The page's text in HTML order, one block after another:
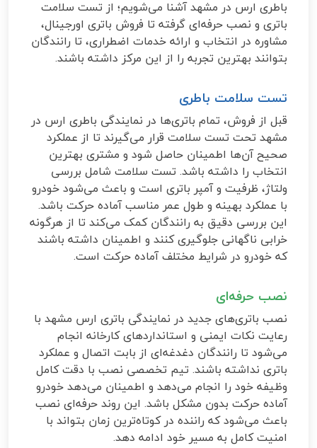
باطری ارس در مشهد آشنا می‌شویم؛ از تست سلامت
باتری و نصب حرفه‌ای گرفته تا فروش باتری اورجینال،
مشاوره در انتخاب و ارائه خدمات اضطراری، تا رانندگان
بتوانند بهترین تجربه را از این مرکز داشته باشند.
تست سلامت باطری
قبل از فروش، تمام باتری‌ها در نمایندگی باطری ارس در
مشهد تحت تست سلامت قرار می‌گیرند تا از عملکرد
صحیح آن‌ها اطمینان حاصل شود و مشتری بهترین
انتخاب را داشته باشد. تست سلامت شامل بررسی
ولتاژ، ظرفیت و آمپر باتری است و باعث می‌شود خودرو
با عملکرد بهینه و طول عمر مناسب آماده حرکت باشد.
این بررسی دقیق به رانندگان کمک می‌کند تا از هرگونه
خرابی ناگهانی جلوگیری کنند و اطمینان داشته باشند
که خودرو در شرایط مختلف آماده حرکت است.
نصب حرفه‌ای
نصب باتری‌های جدید در نمایندگی باتری ارس مشهد با
رعایت نکات ایمنی و استانداردهای کارخانه انجام
می‌شود تا رانندگان دغدغه‌ای از بابت اتصال و عملکرد
باتری نداشته باشند. تیم تخصصی نصب با دقت کامل
وظیفه خود را انجام می‌دهد و اطمینان می‌دهد خودرو
آماده حرکت بدون مشکل باشد. این روند حرفه‌ای نصب
باعث می‌شود که راننده در کوتاه‌ترین زمان بتواند با
امنیت کامل به مسیر خود ادامه دهد.